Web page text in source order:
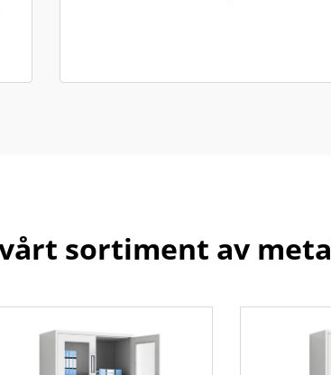
sortiment av